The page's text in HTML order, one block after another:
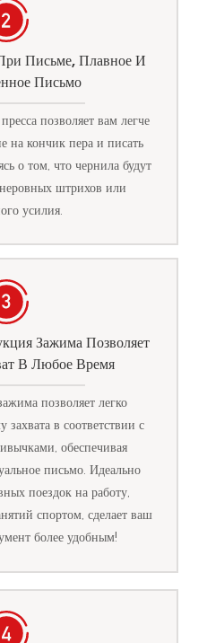
Письме, Плавное И
Письмо
позволяет вам легче
на кончик пера и писать
о том, что чернила будут
штрихов или
усилия.
Зажима Позволяет
В Любое Время
позволяет легко
захвата в соответствии с
обеспечивая
письмо. Идеально
поездок на работу,
спортом, сделает ваш
более удобным!